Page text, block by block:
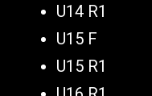
U14 R1
U15 F
U15 R1